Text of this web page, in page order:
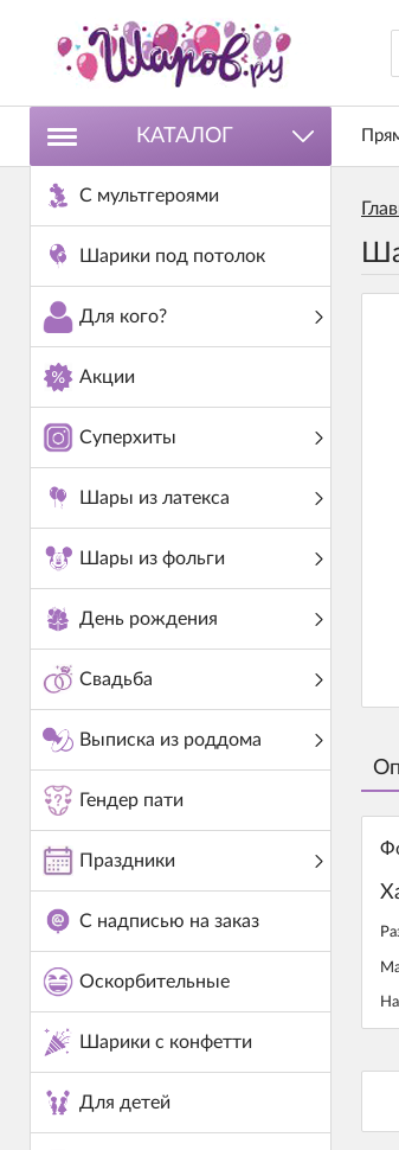
КАТАЛОГ
С мультгероями
Шарики под потолок
Для кого?
Акции
Суперхиты
Шары из латекса
Шары из фольги
День рождения
Свадьба
Выписка из роддома
Гендер пати
Праздники
С надписью на заказ
Оскорбительные
Шарики с конфетти
Для детей